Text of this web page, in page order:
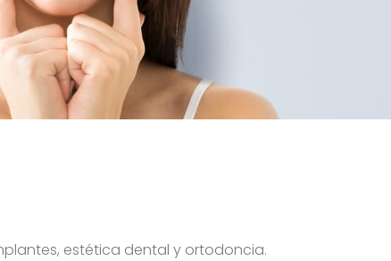
estética dental y ortodoncia.